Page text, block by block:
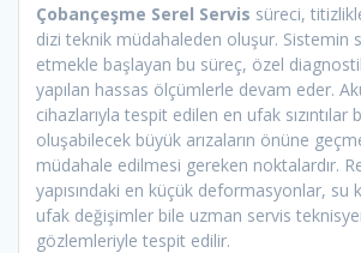
Çobançeşme Serel Servis süreci,
dizi teknik müdahaleden oluşur. Sistemin
etmekle başlayan bu süreç, özel
yapılan hassas ölçümlerle devam eder.
cihazlarıyla tespit edilen en ufak sızıntılar
oluşabilecek büyük arızaların önüne
müdahale edilmesi gereken noktalardır.
yapısındaki en küçük deformasyonlar, su
ufak değişimler bile uzman servis
gözlemleriyle tespit edilir.